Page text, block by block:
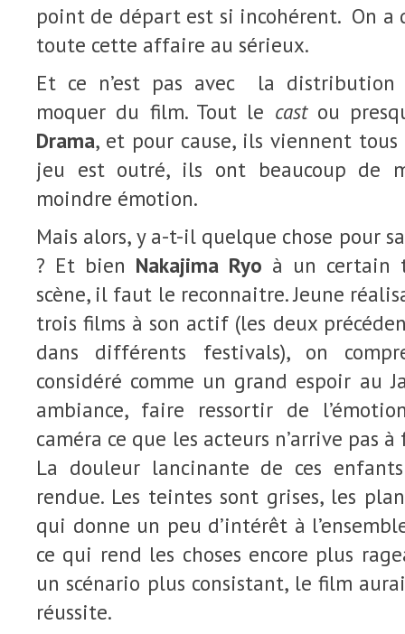
point de départ est si incohérent. On a
toute cette affaire au sérieux.
Et ce n’est pas avec la distribution
moquer du film. Tout le cast ou
Drama, et pour cause, ils viennent
jeu est outré, ils ont beaucoup de
moindre émotion.
Mais alors, y a-t-il quelque chose pour
? Et bien Nakajima Ryo à un certain
scène, il faut le reconnaitre. Jeune
trois films à son actif (les deux
dans différents festivals), on
considéré comme un grand espoir au
ambiance, faire ressortir de
caméra ce que les acteurs n’arrive pas
La douleur lancinante de ces
rendue. Les teintes sont grises, les
qui donne un peu d’intérêt à
ce qui rend les choses encore plus
un scénario plus consistant, le film
réussite.